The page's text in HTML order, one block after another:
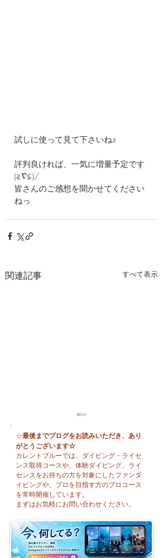
試しに使って見て下さいね♪
評判良ければ、一気に増量予定です
(≧∇≦)/
皆さんのご感想を聞かせてください
ねっ
関連記事 すべて表示
今日も暑い一日になり
そうですね☀️
☆最後までブログをお読みいただき、あり
がとうございます☆
カレントブルーでは、ダイビング・ライセ
ンス取得コースや、体験ダイビング、ライ
センスをお持ちの方を対象にしたファンダ
イビングや、プロを目指す方のプロコース
を常時開催しています。
まずはお気軽にお問い合わせください。